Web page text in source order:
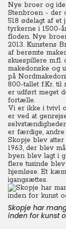
Nye broer og
Stenbroen - der
518 ødelagt af
tyrkerne i 1500-
floden. Nye
2013. Kunstens
af berømte
skuespillere
makedonske og
på
800-tallet f.Kr. til
er udført meget
fortælle.
Vi er ikke i tvivl
er ved at
er færdige,
Skopje blev
1963, der blev
byen blev lagt i
flere tusinde
hjemløse. Et
igangsættes.
Skopje har
inden for kunst